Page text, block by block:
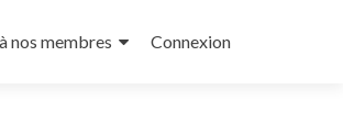
nos membres Connexion